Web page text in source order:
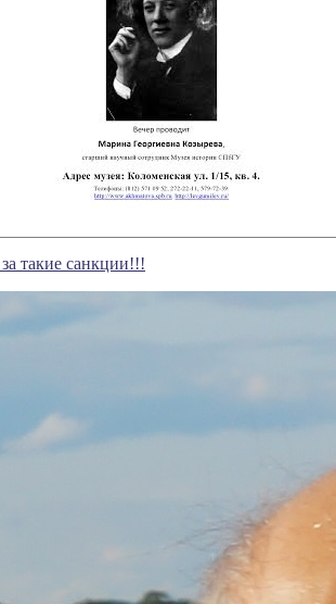
такие санкции!!!